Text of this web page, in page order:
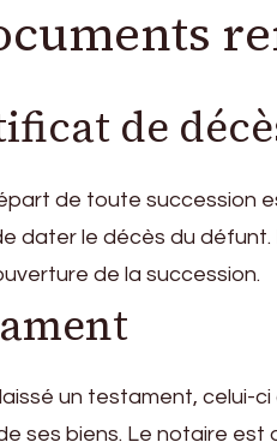
de
de toute succession
dater le décès du
de la succession.
un testament, celui-
ses biens. Le notaire est